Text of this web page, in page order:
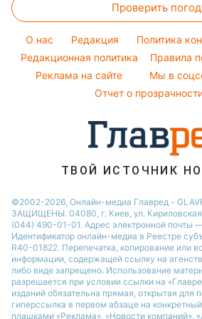
Настя Каменских
Виталий Козловский
Потап
София Ротару
Новости Днепра
Новости Тернополя
Новости Житомира
Новости Одессы
Новости Харькова
Окрашивание волос
Красивый маникюр
Легкие десерты
Напитки
Праздничное меню
Тесты по картинке
Оптические иллюзии
Народные приметы
Все о шоу-бизнесе
Проверить
O нас Редакция
Политика
Редакционная политика
Правила
Реклама на сайте
Мы в
Отчет о
ТВОЙ ИСТОЧНИК
©2002-2026, Онлайн-медиа Главред -
ЗАЩИЩЕНЫ. 04080, г. Киев, ул.
(044) 490-01-01. Адрес электронной почты
Идентификатор онлайн-медиа в Реестре
R40-01822. Перепечатка, копирование или
информации, содержащей ссылку на
либо виде запрещено. Использование
разрешается при условии ссылки на
изданий обязательна прямая, открытая для
гиперссылка в первом абзаце на
плашками «Реклама», «Новости компаний»,